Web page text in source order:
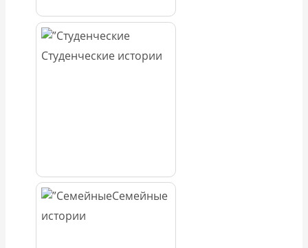
Студенческие истории
Семейные
истории